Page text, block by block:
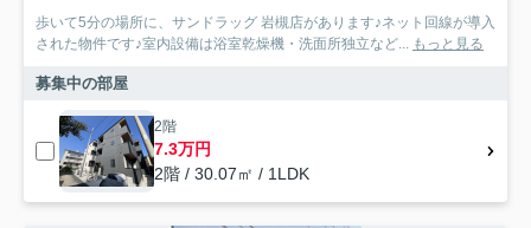
歩いて5分の場所に、サンドラッグ 岩槻店があります♪ネット回線が導入
された物件です♪室内設備は浴室乾燥機・洗面所独立など... もっと見る
募集中の部屋
2階
7.3万円
2階 / 30.07㎡ / 1LDK